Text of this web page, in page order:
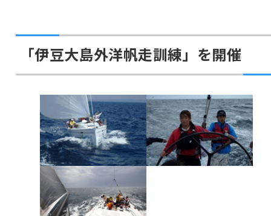
「伊豆大島外洋帆走訓練」を開催